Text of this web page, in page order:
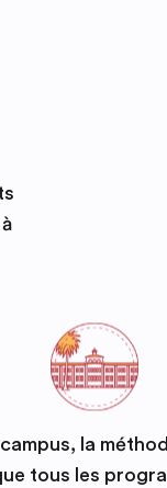
campus, la
tous les